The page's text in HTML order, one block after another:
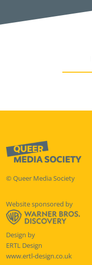
© Queer Media Society
Website sponsored by
Design by
ERTL Design
www.ertl-design.co.uk